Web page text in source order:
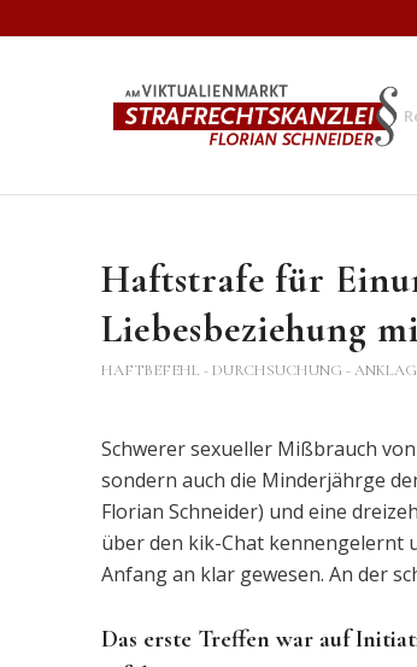
Haftstrafe für
Liebesbeziehung
HAFTBEFEHL - DURCHSUCHUNG -
Schwerer sexueller Mißbrauch
sondern auch die Minderjährge
Florian Schneider) und eine
über den kik-Chat kennengelernt
Anfang an klar gewesen. An der
Das erste Treffen war auf